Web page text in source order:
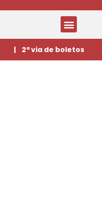
| 2ª via de boletos